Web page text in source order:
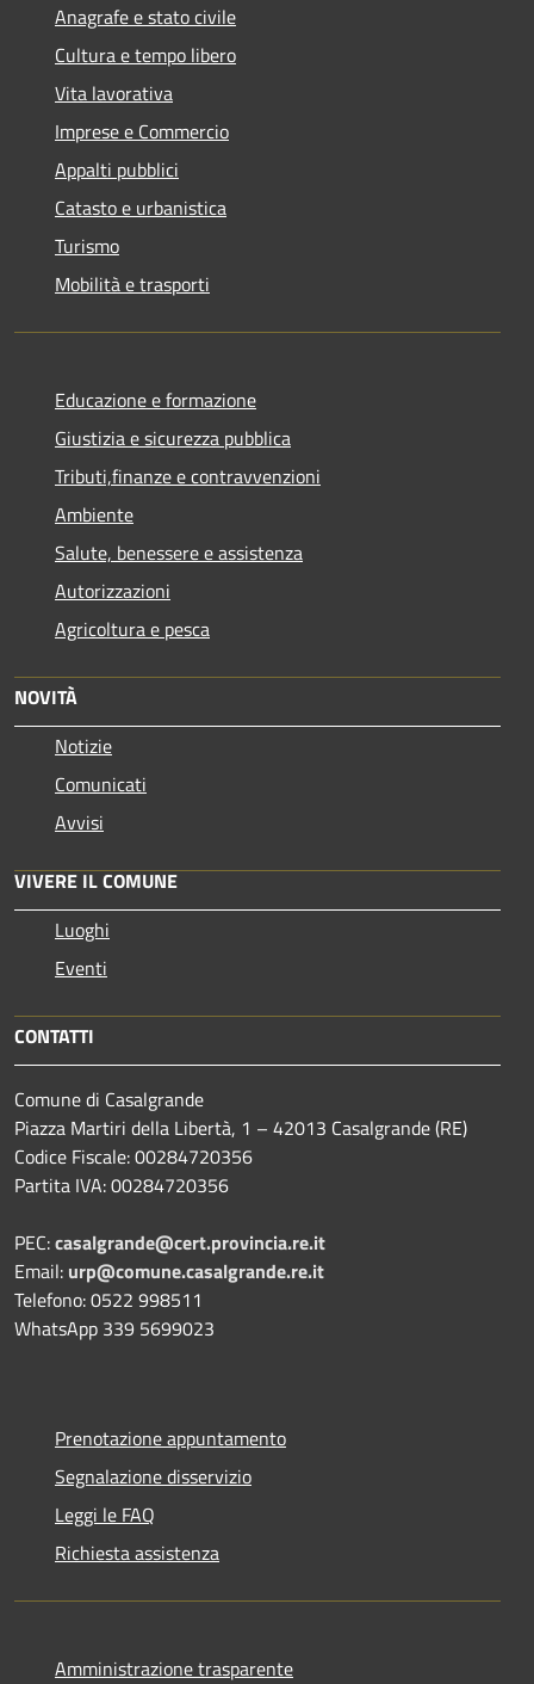
Anagrafe e stato civile
Cultura e tempo libero
Vita lavorativa
Imprese e Commercio
Appalti pubblici
Catasto e urbanistica
Turismo
Mobilità e trasporti
Educazione e formazione
Giustizia e sicurezza pubblica
Tributi,finanze e contravvenzioni
Ambiente
Salute, benessere e assistenza
Autorizzazioni
Agricoltura e pesca
NOVITÀ
Notizie
Comunicati
Avvisi
VIVERE IL COMUNE
Luoghi
Eventi
CONTATTI
Comune di Casalgrande
Piazza Martiri della Libertà, 1 – 42013 Casalgrande (RE)
Codice Fiscale: 00284720356
Partita IVA: 00284720356
PEC:casalgrande@cert.provincia.re.it
Email: urp@comune.casalgrande.re.it
Telefono: 0522 998511
WhatsApp 339 5699023
Prenotazione appuntamento
Segnalazione disservizio
Leggi le FAQ
Richiesta assistenza
Amministrazione trasparente